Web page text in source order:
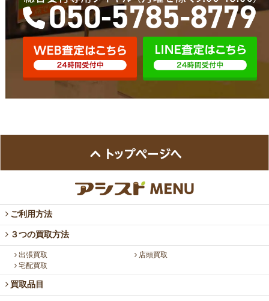
ご利用方法
３つの買取方法
出張買取
店頭買取
宅配買取
買取品目